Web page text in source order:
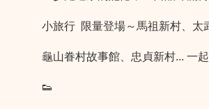
小旅行 限量登場～馬祖新村、太
龜山眷村故事館、忠貞新村... 一
👟